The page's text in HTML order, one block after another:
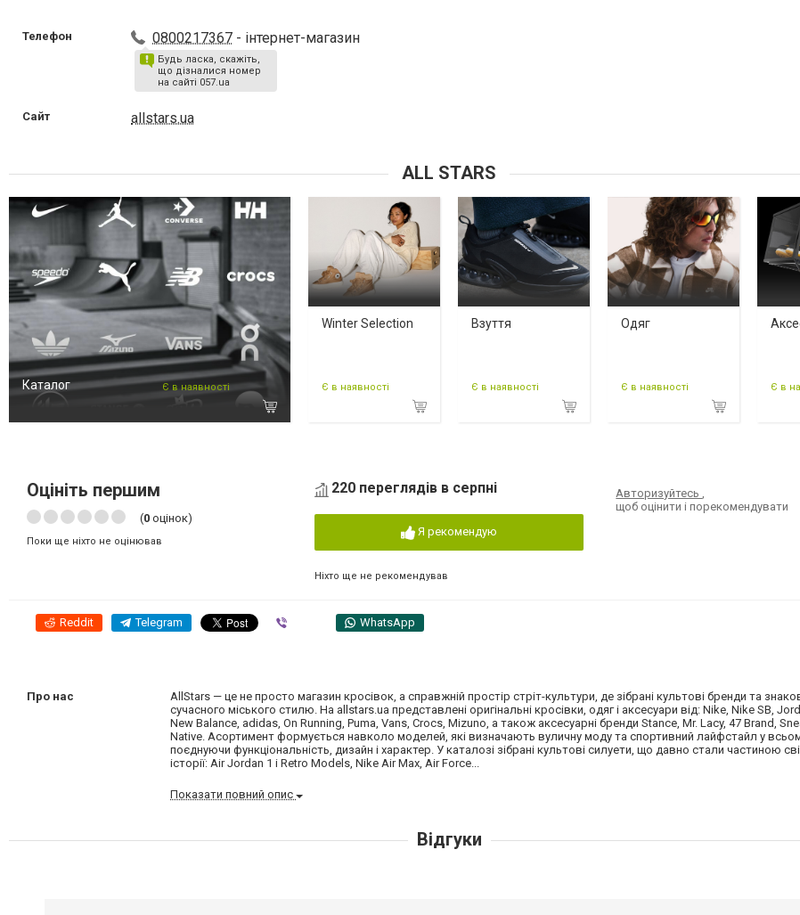
Телефон 0800217367 - інтернет-магазин
Будь ласка, скажіть,
що дізналися номер
на сайті 057.ua
Сайт allstars.ua
ALL STARS
Каталог Є в наявності
Winter Selection
Є в наявності
Взуття
Є в наявності
Одяг
Є в наявності Є в
Оцініть першим
(0 оцінок)
Поки ще ніхто не оцінював
220 переглядів в серпні
Я рекомендую
Ніхто ще не рекомендував
Авторизуйтесь,
щоб оцінити і порекомендувати
Reddit Telegram WhatsApp
Про нас
AllStars — це не просто магазин кросівок, а справжній простір стріт-культури, де зібрані культові бренди та
сучасного міського стилю. На allstars.ua представлені оригінальні кросівки, одяг і аксесуари від: Nike, Nike SB,
New Balance, adidas, On Running, Puma, Vans, Crocs, Mizuno, а також аксесуарні бренди Stance, Mr. Lacy, 47 Brand,
Native. Асортимент формується навколо моделей, які визначають вуличну моду та спортивний лайфстайл у
поєднуючи функціональність, дизайн і характер. У каталозі зібрані культові силуети, що давно стали частиною
історії: Air Jordan 1 і Retro Models, Nike Air Max, Air Force...
Показати повний опис
Відгуки